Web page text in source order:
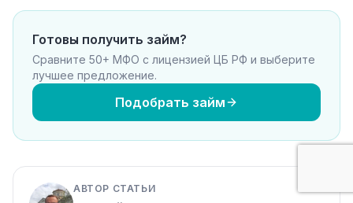
Готовы получить займ?
Сравните 50+ МФО с лицензией ЦБ РФ и выберите
лучшее предложение.
Подобрать займ
АВТОР СТАТЬИ